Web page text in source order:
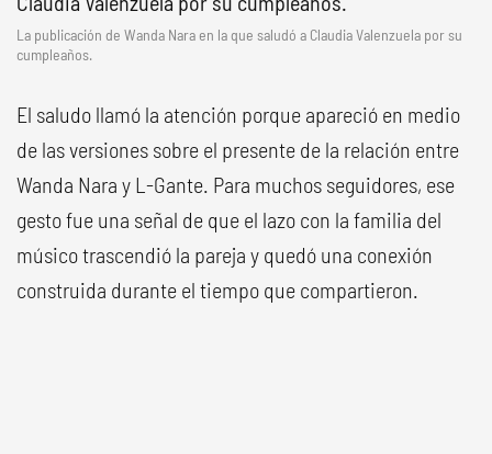
La publicación de Wanda Nara en la que saludó a Claudia Valenzuela por su
cumpleaños.
El saludo llamó la atención porque apareció en medio
de las versiones sobre el presente de la relación entre
Wanda Nara y L-Gante. Para muchos seguidores, ese
gesto fue una señal de que el lazo con la familia del
músico trascendió la pareja y quedó una conexión
construida durante el tiempo que compartieron.